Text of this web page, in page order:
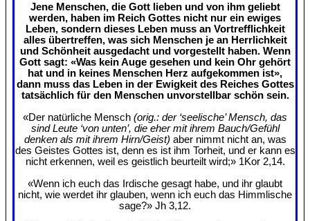
Jene Menschen, die Gott lieben und von ihm geliebt
werden, haben im Reich Gottes nicht nur ein ewiges
Leben, sondern dieses Leben muss an Vortrefflichkeit
alles übertreffen, was sich Menschen je an Herrlichkeit
und Schönheit ausgedacht und vorgestellt haben. Wenn
Gott sagt: «Was kein Auge gesehen und kein Ohr gehört
hat und in keines Menschen Herz aufgekommen ist»,
dann muss das Leben in der Ewigkeit des Reiches Gottes
tatsächlich für den Menschen unvorstellbar schön sein.
«Der natürliche Mensch (orig.: der ‘seelische’ Mensch, das
sind Leute ‘von unten’, die eher mit ihrem Bauch/Gefühl
denken als mit ihrem Hirn/Geist) aber nimmt nicht an, was
des Geistes Gottes ist, denn es ist ihm Torheit, und er kann es
nicht erkennen, weil es geistlich beurteilt wird;» 1Kor 2,14.
«Wenn ich euch das Irdische gesagt habe, und ihr glaubt
nicht, wie werdet ihr glauben, wenn ich euch das Himmlische
sage?» Jh 3,12.